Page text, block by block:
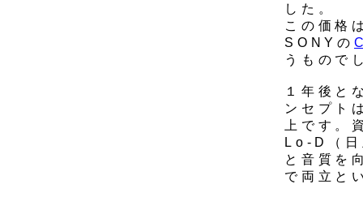
した。
この価格
SONYの
うもので
１年後と
ンセプト
上です。
Lo-D（日
と音質を
で両立と